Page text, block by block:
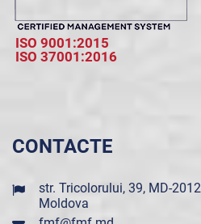
ISO 9001:2015
ISO 37001:2016
CONTACTE
str. Tricolorului, 39, MD-
Moldova